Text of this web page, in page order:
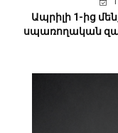
Ապրիլի 1-ից
սպառողական